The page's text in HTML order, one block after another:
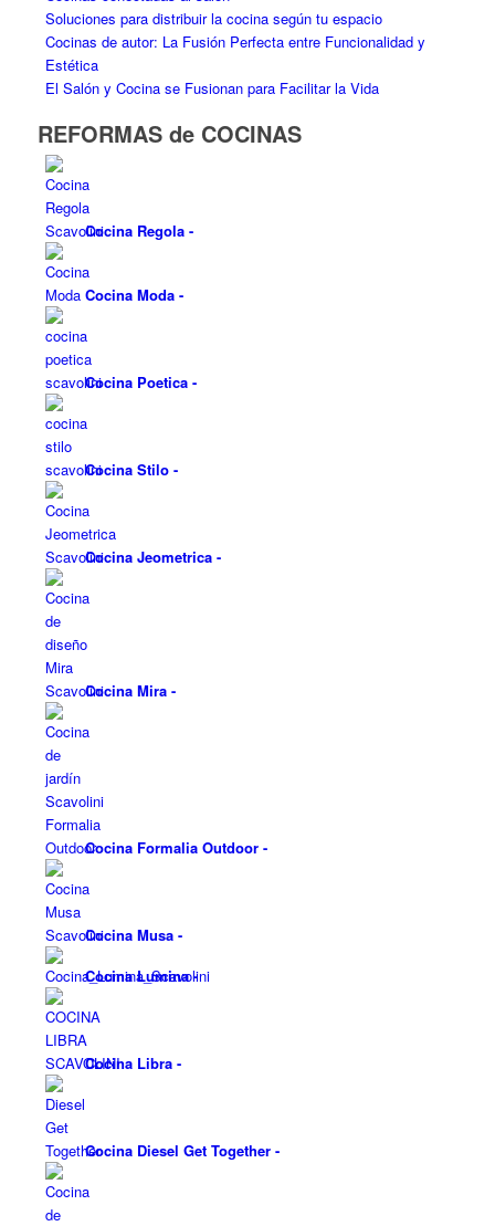
Soluciones para distribuir la cocina según tu espacio
Cocinas de autor: La Fusión Perfecta entre Funcionalidad y
Estética
El Salón y Cocina se Fusionan para Facilitar la Vida
REFORMAS de COCINAS
Cocina Regola-
Cocina Moda-
Cocina Poetica-
Cocina Stilo-
Cocina Jeometrica-
Cocina Mira-
Cocina Formalia Outdoor-
Cocina Musa-
Cocina Lumina-
Cocina Libra-
Cocina Diesel Get Together-